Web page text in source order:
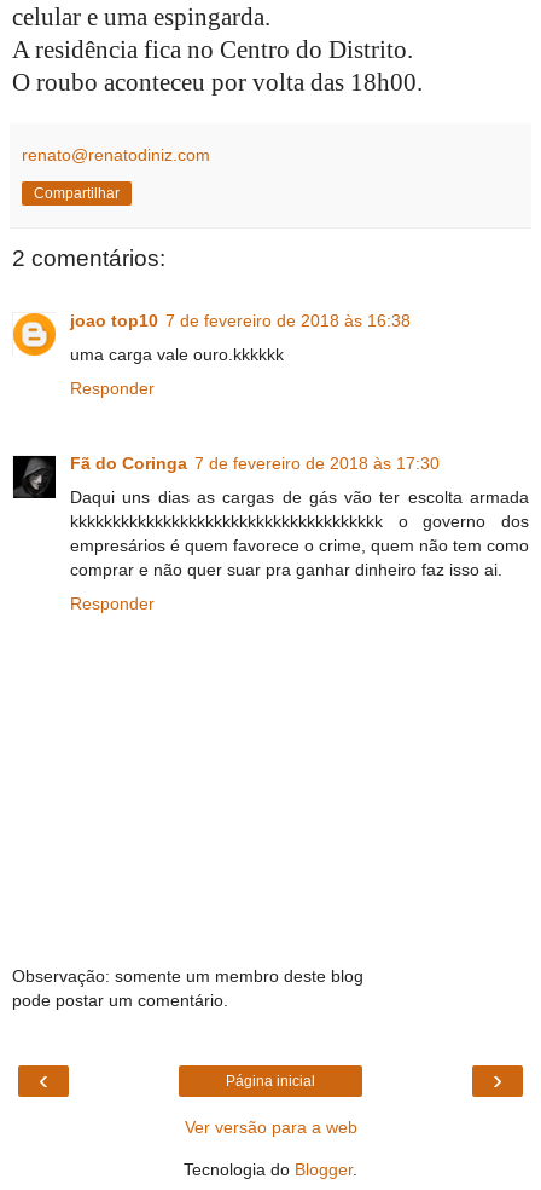
celular e uma espingarda.
A residência fica no Centro do Distrito.
O roubo aconteceu por volta das 18h00.
renato@renatodiniz.com
Compartilhar
2 comentários:
joao top10 7 de fevereiro de 2018 às 16:38
uma carga vale ouro.kkkkkk
Responder
Fã do Coringa 7 de fevereiro de 2018 às 17:30
Daqui uns dias as cargas de gás vão ter escolta armada
kkkkkkkkkkkkkkkkkkkkkkkkkkkkkkkkkkkkk o governo dos
empresários é quem favorece o crime, quem não tem como
comprar e não quer suar pra ganhar dinheiro faz isso ai.
Responder
Observação: somente um membro deste blog
pode postar um comentário.
‹ ›
Página inicial
Ver versão para a web
Tecnologia do Blogger.